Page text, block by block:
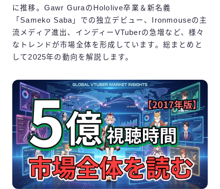
に推移。Gawr GuraのHololive卒業＆新名義
「Sameko Saba」での独立デビュー、Ironmouseの主
流メディア進出、インディーVTuberの急増など、様々
なトレンドが市場全体を形成しています。総まとめと
して2025年の動向を解説します。